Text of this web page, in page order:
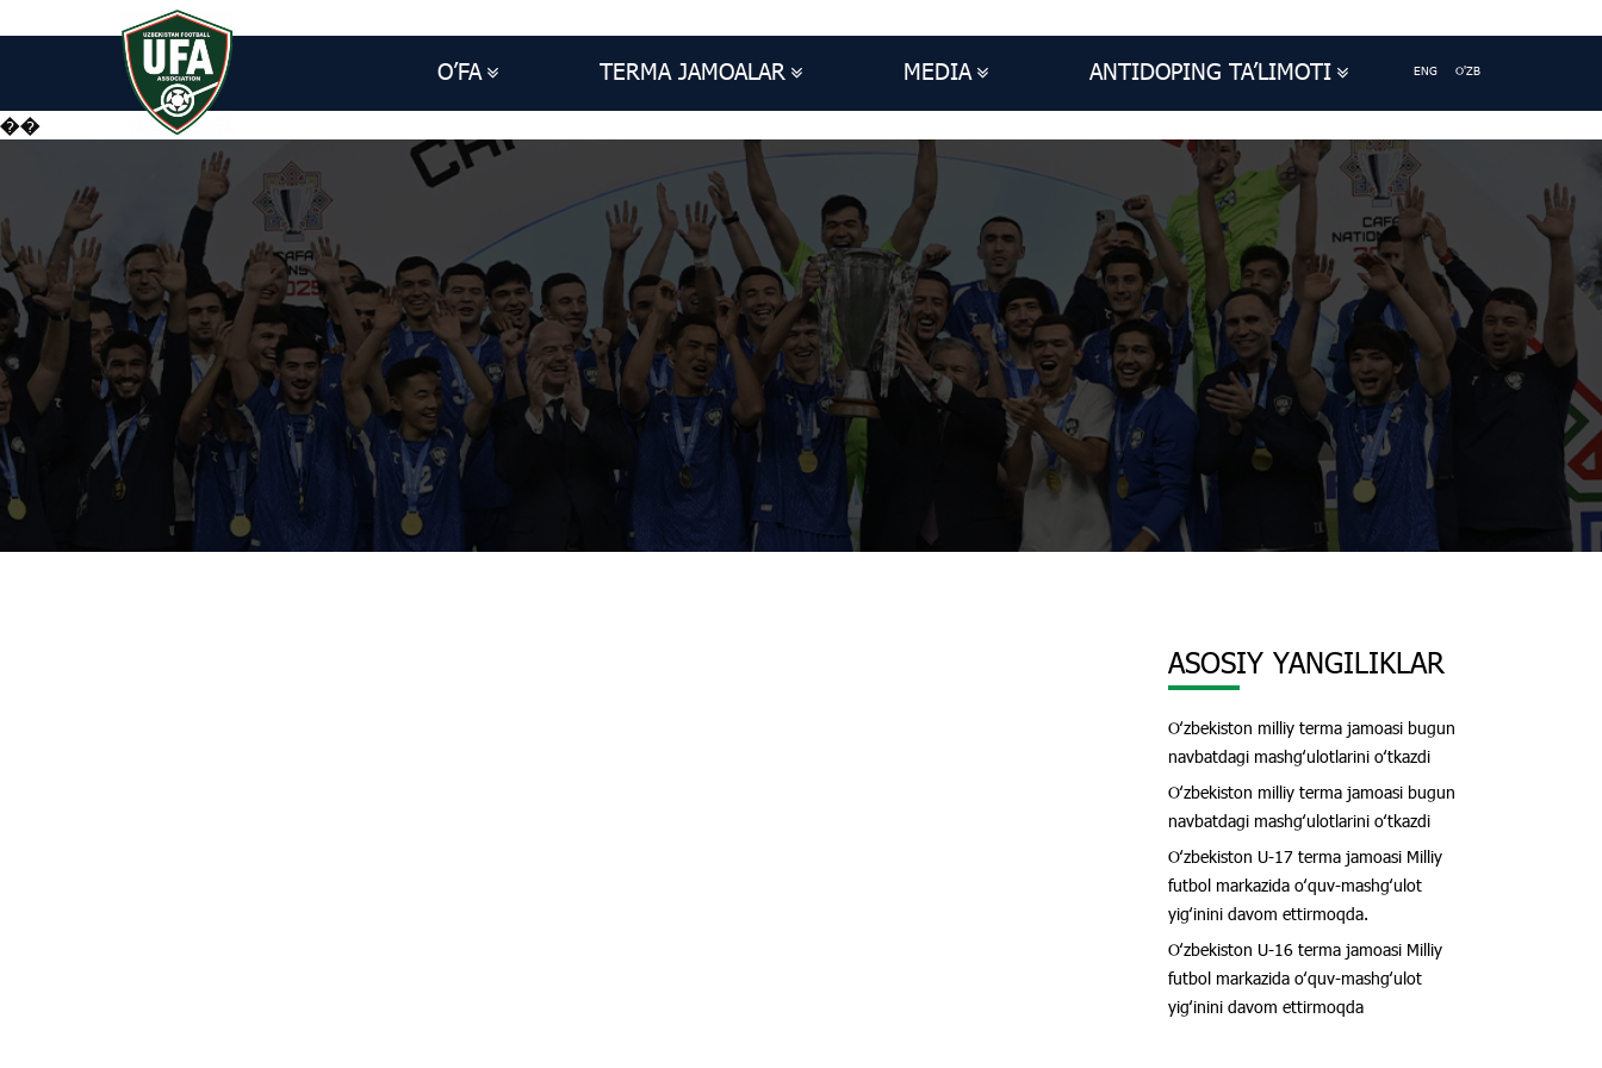
O’FA TERMA JAMOALAR MEDIA ANTIDOPING TA’LIMOTI ENG O'ZB
��
ASOSIY YANGILIKLAR
Oʻzbekiston milliy terma jamoasi bugun
navbatdagi mashgʻulotlarini oʻtkazdi
Oʻzbekiston milliy terma jamoasi bugun
navbatdagi mashgʻulotlarini oʻtkazdi
Oʻzbekiston U-17 terma jamoasi Milliy
futbol markazida oʻquv-mashgʻulot
yigʻinini davom ettirmoqda.
Oʻzbekiston U-16 terma jamoasi Milliy
futbol markazida oʻquv-mashgʻulot
yigʻinini davom ettirmoqda